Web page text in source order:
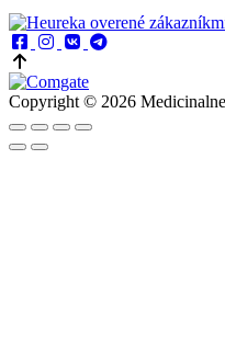
Copyright © 2026